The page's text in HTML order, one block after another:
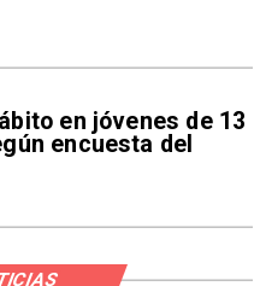
en jóvenes de 13
encuesta del